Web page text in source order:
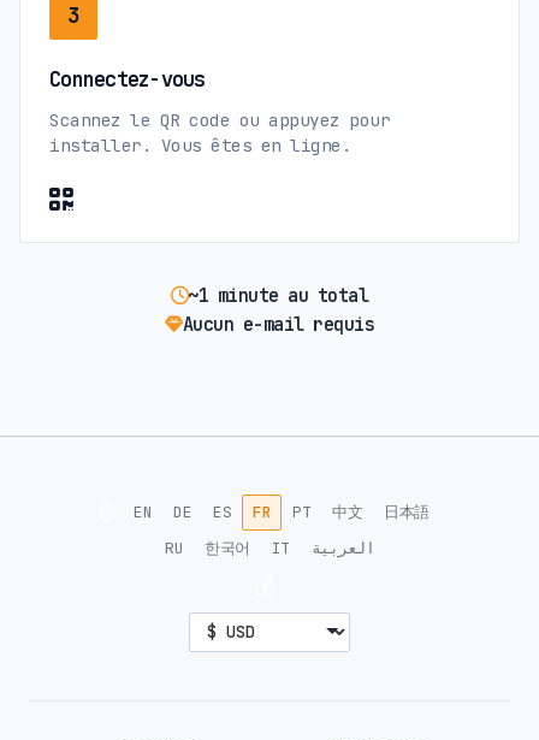
3
Connectez-vous
Scannez le QR code ou appuyez pour
installer. Vous êtes en ligne.
~1 minute au total
Aucun e-mail requis
EN DE ES FR PT 中文
日本語
RU
한국어 IT العربية